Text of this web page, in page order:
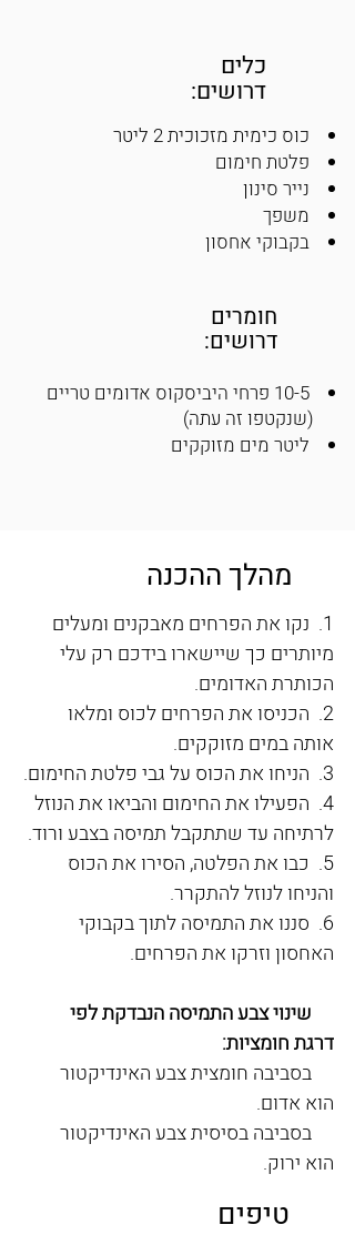
כלים
דרושים:
כוס כימית מזכוכית 2 ליטר
פלטת חימום
נייר סינון
משפך
בקבוקי אחסון
חומרים
דרושים:
10-5 פרחי היביסקוס אדומים טריים
(שנקטפו זה עתה)
ליטר מים מזוקקים
1.  נקו את הפרחים מאבקנים ומעלים
מיותרים כך שיישארו בידכם רק עלי
הכותרת האדומים.
2.  הכניסו את הפרחים לכוס ומלאו
אותה במים מזוקקים.
3.  הניחו את הכוס על גבי פלטת החימום.
4.  הפעילו את החימום והביאו את הנוזל
לרתיחה עד שתתקבל תמיסה בצבע ורוד.
5.  כבו את הפלטה, הסירו את הכוס
והניחו לנוזל להתקרר.
6.  סננו את התמיסה לתוך בקבוקי
האחסון וזרקו את הפרחים.
שינוי צבע התמיסה הנבדקת לפי
דרגת חומציות:
     בסביבה חומצית צבע האינדיקטור
הוא אדום.
בסביבה בסיסית צבע האינדיקטור
הוא ירוק.
מהלך ההכנה
טיפים